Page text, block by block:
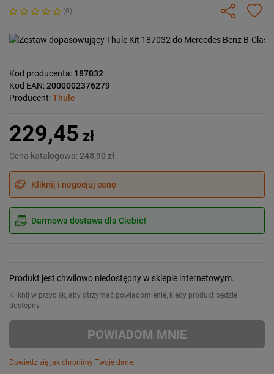
(0)
Kod producenta: 187032
Kod EAN:2000002376279
Producent:Thule
229,45 zł
Cena katalogowa: 248,90 zł
Kliknij i negocjuj cenę
Darmowa dostawa dla Ciebie!
Produkt jest chwilowo niedostępny w sklepie internetowym.
Kliknij w przycisk, aby otrzymać powiadomienie, kiedy produkt będzie
dostępny.
POWIADOM MNIE
Dowiedz się jak chronimy Twoje dane.